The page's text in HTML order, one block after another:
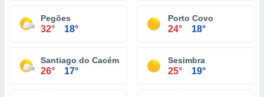
Pegões
32° 18°
Porto Covo
24° 18°
Santiago do Cacém
26° 17°
Sesimbra
25° 19°